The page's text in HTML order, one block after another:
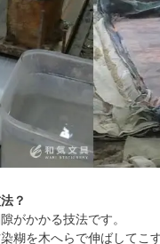
？
がかかる技法です。
糊を木へらで伸ばしてこ